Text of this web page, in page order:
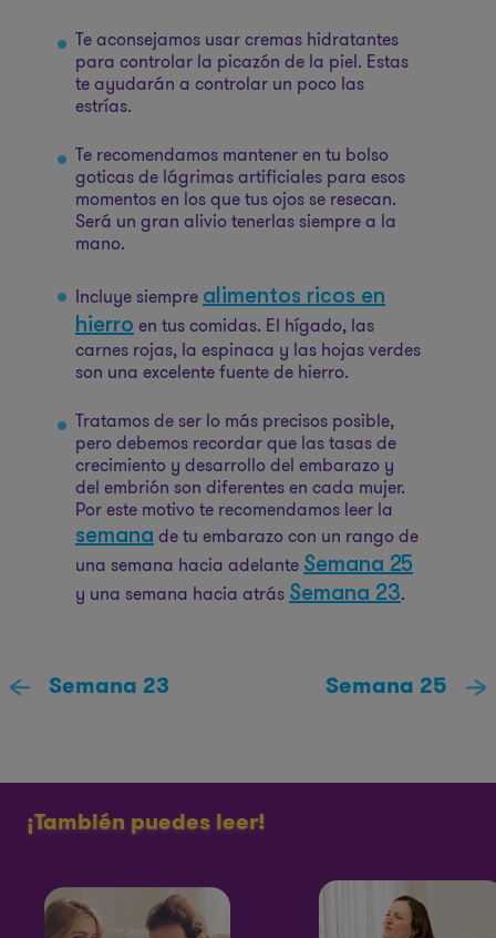
Te aconsejamos usar cremas hidratantes
para controlar la picazón de la piel. Estas
te ayudarán a controlar un poco las
estrías.
Te recomendamos mantener en tu bolso
goticas de lágrimas artificiales para esos
momentos en los que tus ojos se resecan.
Será un gran alivio tenerlas siempre a la
mano.
Incluye siempre alimentos ricos en
hierro en tus comidas. El hígado, las
carnes rojas, la espinaca y las hojas verdes
son una excelente fuente de hierro.
Tratamos de ser lo más precisos posible,
pero debemos recordar que las tasas de
crecimiento y desarrollo del embarazo y
del embrión son diferentes en cada mujer.
Por este motivo te recomendamos leer la
semana de tu embarazo con un rango de
una semana hacia adelante Semana 25
y una semana hacia atrás Semana 23.
Semana 23 Semana 25
¡También puedes leer!